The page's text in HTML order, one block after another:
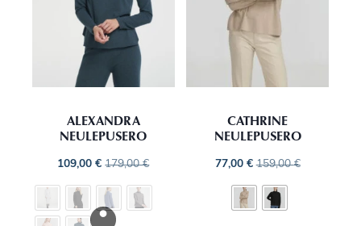
ALEXANDRA
NEULEPUSERO
109,00€ 179,00€
CATHRINE
NEULEPUSERO
77,00 € 159,00€